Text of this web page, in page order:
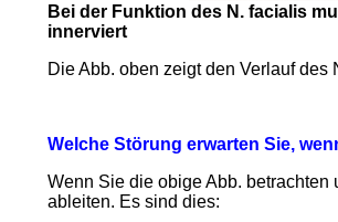
Bei der Funktion des N. facialis
innerviert
Die Abb. oben zeigt den Verlauf
Welche Störung erwarten Sie,
Wenn Sie die obige Abb.
ableiten. Es sind dies: